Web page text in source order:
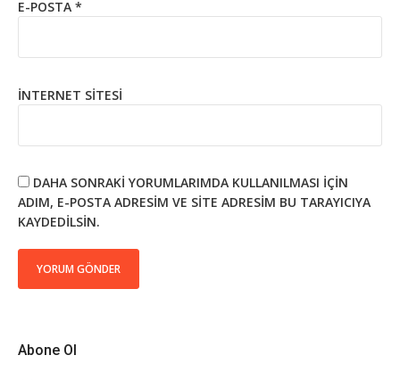
E-POSTA *
İNTERNET SITESI
DAHA SONRAKI YORUMLARIMDA KULLANILMASI IÇIN
ADIM, E-POSTA ADRESIM VE SITE ADRESIM BU TARAYICIYA
KAYDEDILSIN.
Abone Ol